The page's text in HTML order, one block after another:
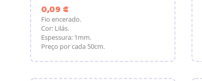
0,09 €
Fio encerado.
Cor: Lilás.
Espessura: 1mm.
Preço por cada 50cm.